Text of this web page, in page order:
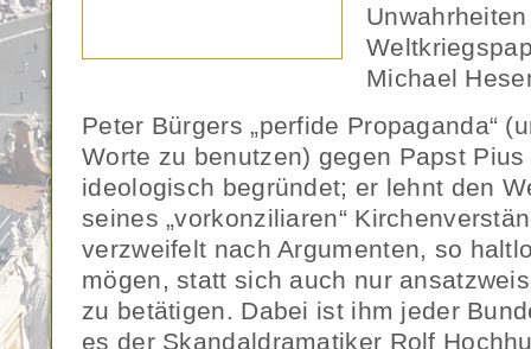
Michael
Peter Bürgers „perfide Propaganda“
Worte zu benutzen) gegen Papst
ideologisch begründet; er lehnt den
seines „vorkonziliaren“
verzweifelt nach Argumenten, so
mögen, statt sich auch nur
zu betätigen. Dabei ist ihm jeder
es der Skandaldramatiker Rolf